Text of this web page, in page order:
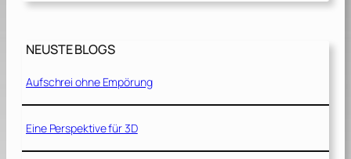
NEUSTE BLOGS
Aufschrei ohne Empörung
Eine Perspektive für 3D